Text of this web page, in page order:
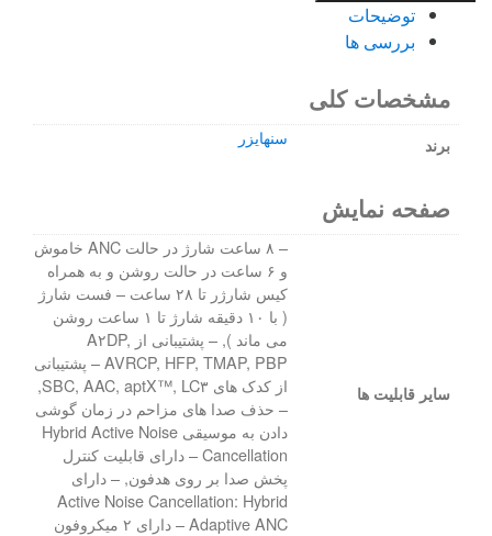
توضیحات
بررسی ها
مشخصات کلی
برند سنهایزر
صفحه نمایش
سایر قابلیت ها
– ۸ ساعت شارژ در حالت ANC خاموش
و ۶ ساعت در حالت روشن و به همراه
کیس شارژر تا ۲۸ ساعت – فست شارژ
( با ۱۰ دقیقه شارژ تا ۱ ساعت روشن
می ماند ), – پشتیبانی از A۲DP,
AVRCP, HFP, TMAP, PBP – پشتیبانی
از کدک های SBC, AAC, aptX™, LC۳,
– حذف صدا های مزاحم در زمان گوشی
دادن به موسیقی Hybrid Active Noise
Cancellation – دارای قابلیت کنترل
پخش صدا بر روی هدفون, – دارای
Active Noise Cancellation: Hybrid
Adaptive ANC – دارای ۲ میکروفون